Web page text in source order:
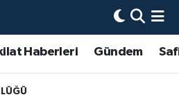
Haberleri Gündem